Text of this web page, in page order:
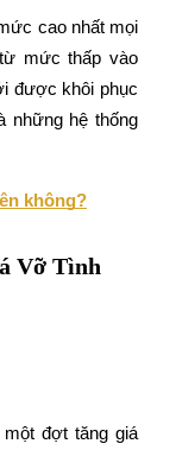
dịch, v.v.
cao nhất mọi
mức thấp vào
được khôi phục
những hệ thống
không?
Vỡ Tình
một đợt tăng giá